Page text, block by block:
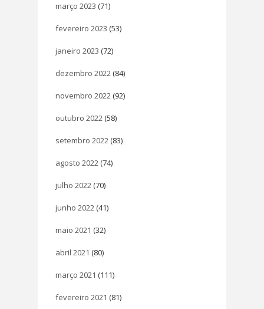
março 2023 (71)
fevereiro 2023 (53)
janeiro 2023 (72)
dezembro 2022 (84)
novembro 2022 (92)
outubro 2022 (58)
setembro 2022 (83)
agosto 2022 (74)
julho 2022 (70)
junho 2022 (41)
maio 2021 (32)
abril 2021 (80)
março 2021 (111)
fevereiro 2021 (81)